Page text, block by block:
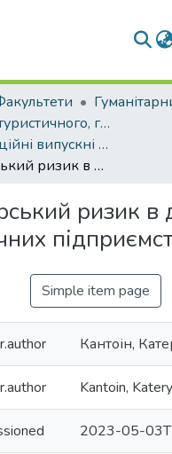
Кафедра туристичного, готельного та ресторанного бізнесу (Кафедра ТГ та РБ)
Кваліфікаційні випускні роботи здобувачів вищої освіти кафедри ТГ та РБ
Господарський ризик в діяльності туристичних підприємств
ризик в
Simple item page
Кантоін,
Kantoin,
2023-05-